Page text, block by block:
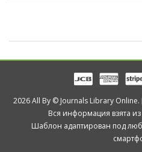
2026 All By © Journals Library
Вся информация взята
Шаблон адаптирован под